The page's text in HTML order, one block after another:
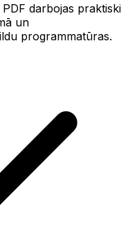
darbojas praktiski
un
programmatūras.